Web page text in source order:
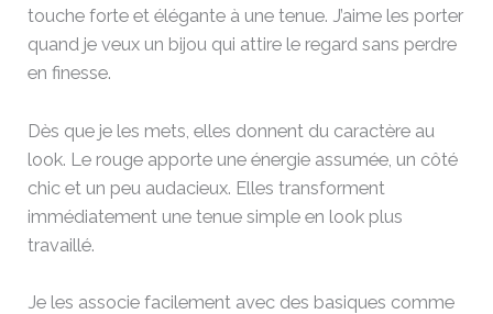
touche forte et élégante à une tenue. J’aime les porter
quand je veux un bijou qui attire le regard sans perdre
en finesse.
Dès que je les mets, elles donnent du caractère au
look. Le rouge apporte une énergie assumée, un côté
chic et un peu audacieux. Elles transforment
immédiatement une tenue simple en look plus
travaillé.
Je les associe facilement avec des basiques comme